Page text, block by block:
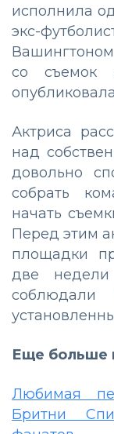
исполнила
экс-
со съемок
Актриса
над
довольно
собрать
начать
Перед этим
площадки
две
соблюдали
Еще больше
Любимая
Бритни